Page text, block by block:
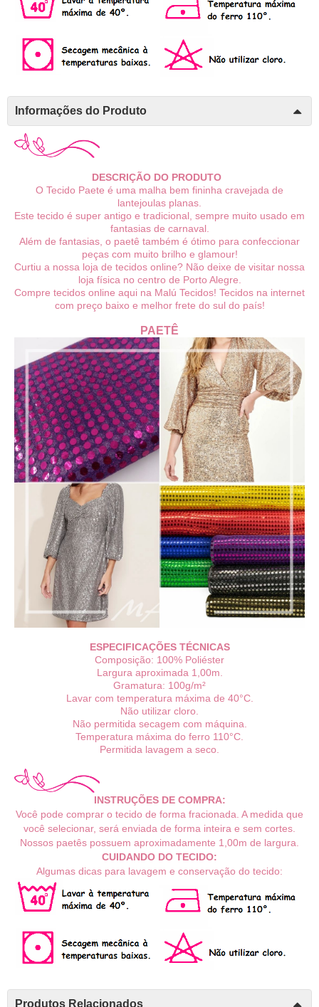
Informações do Produto
DESCRIÇÃO DO PRODUTO
O Tecido Paete é uma malha bem fininha cravejada de
lantejoulas planas.
Este tecido é super antigo e tradicional, sempre muito usado em
fantasias de carnaval.
Além de fantasias, o paetê também é ótimo para confeccionar
peças com muito brilho e glamour!
Curtiu a nossa loja de tecidos online? Não deixe de visitar nossa
loja física no centro de Porto Alegre.
Compre tecidos online aqui na Malú Tecidos! Tecidos na internet
com preço baixo e melhor frete do sul do país!
PAETÊ
ESPECIFICAÇÕES TÉCNICAS
Composição: 100% Poliéster
Largura aproximada 1,00m.
Gramatura: 100g/m²
Lavar com temperatura máxima de 40°C.
Não utilizar cloro.
Não permitida secagem com máquina.
Temperatura máxima do ferro 110°C.
Permitida lavagem a seco.
INSTRUÇÕES DE COMPRA:
Você pode comprar o tecido de forma fracionada. A medida que
você selecionar, será enviada de forma inteira e sem cortes.
Nossos paetês possuem aproximadamente 1,00m de largura.
CUIDANDO DO TECIDO:
Algumas dicas para lavagem e conservação do tecido:
Produtos Relacionados